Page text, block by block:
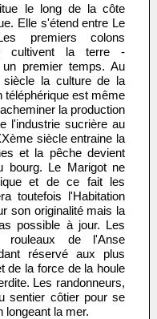
le long de la côte
Elle s'étend entre Le
premiers colons
cultivent la terre -
premier temps. Au
la culture de la
téléphérique est même
la production
l'industrie sucrière au
siècle entraine la
et la pêche devient
bourg. Le Marigot ne
et de ce fait les
toutefois l'Habitation
son originalité mais la
possible à jour. Les
rouleaux de l'Anse
réservé aux plus
de la force de la houle
Les randonneurs,
sentier côtier pour se
longeant la mer.